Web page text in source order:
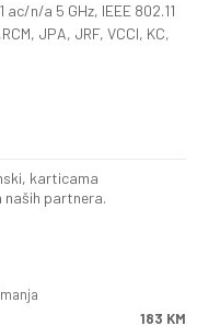
n/a 5 GHz, IEEE 802.11
JPA, JRF, VCCI, KC,
karticama
partnera.
183 KM